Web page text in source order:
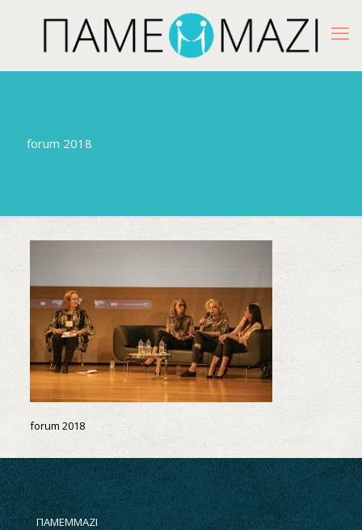
forum 2018
forum 2018
ΠΑΜΕΜΜΑΖΙ